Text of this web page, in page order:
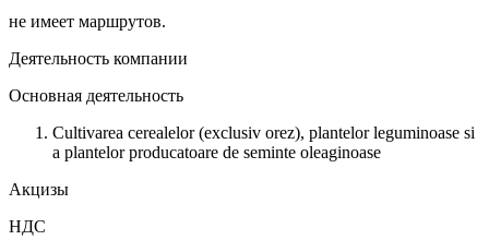
не имеет маршрутов.
Деятельность компании
Основная деятельность
Cultivarea cerealelor (exclusiv orez), plantelor leguminoase si
a plantelor producatoare de seminte oleaginoase
Акцизы
НДС